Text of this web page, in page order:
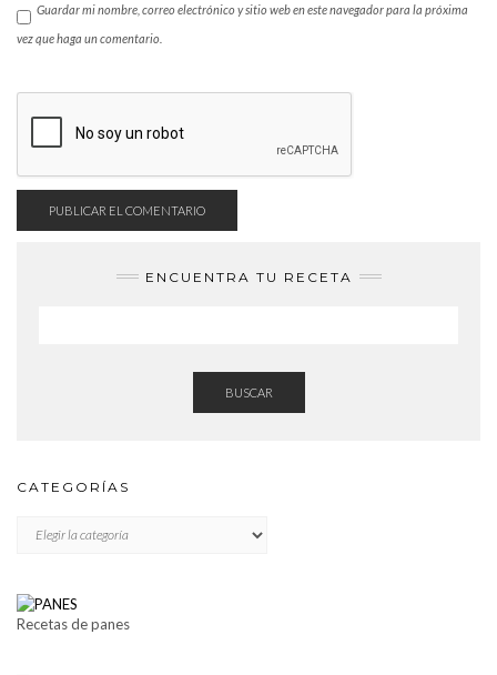
Guardar mi nombre, correo electrónico y sitio web en este navegador para la próxima
vez que haga un comentario.
ENCUENTRA TU RECETA
BUSCAR
CATEGORÍAS
Recetas de panes